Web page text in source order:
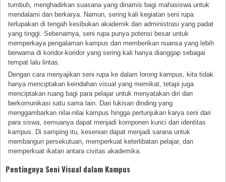
tumbuh, menghadirkan suasana yang dinamis bagi mahasiswa untuk
mendalami dan berkarya. Namun, sering kali kegiatan seni rupa
terlupakan di tengah kesibukan akademik dan administrasi yang padat
yang tinggi. Sebenarnya, seni rupa punya potensi besar untuk
memperkaya pengalaman kampus dan memberikan nuansa yang lebih
berwarna di koridor-koridor yang sering kali hanya dianggap sebagai
tempat lalu lintas.
Dengan cara menyajikan seni rupa ke dalam lorong kampus, kita tidak
hanya menciptakan keindahan visual yang memikat, tetapi juga
menciptakan ruang bagi para pelajar untuk menyatakan diri dan
berkomunikasi satu sama lain. Dari lukisan dinding yang
menggambarkan nilai-nilai kampus hingga pertunjukan karya seni dari
para siswa, semuanya dapat menjadi komponen kunci dari identitas
kampus. Di samping itu, kesenian dapat menjadi sarana untuk
membangun persekutuan, memperkuat keterlibatan pelajar, dan
memperkuat ikatan antara civitas akademika.
Pentingnya Seni Visual dalam Kampus